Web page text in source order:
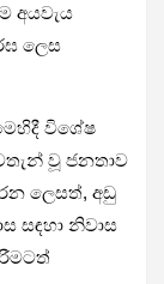
අයවැය
ලෙස
විශේෂ
වූ ජනතාව
ලෙසත්, අඩු
සඳහා නිවාස